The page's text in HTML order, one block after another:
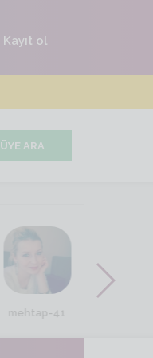
Kayıt ol
ÜYE ARA
mehtap-41